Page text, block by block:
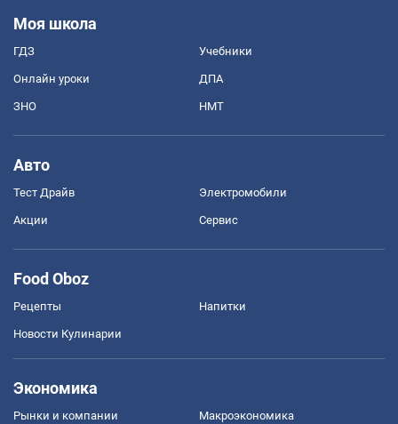
Моя школа
ГДЗ Учебники
Онлайн уроки ДПА
ЗНО НМТ
Авто
Тест Драйв Электромобили
Акции Сервис
Food Oboz
Рецепты Напитки
Новости Кулинарии
Экономика
Рынки и компании Mакроэкономика